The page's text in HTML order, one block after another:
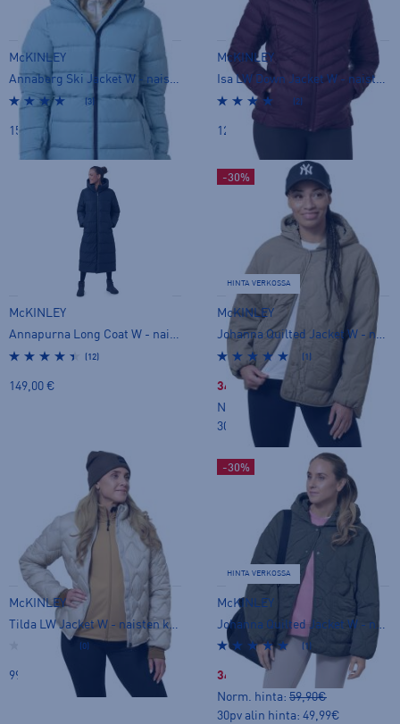
McKINLEY
Annaberg Ski Jacket W - naisten toppatakki
(3)
159,00 €
McKINLEY
Isa LW Down Jacket W - naisten untuvatakki
(2)
129,00 €
McKINLEY
Annapurna Long Coat W - naisten toppatakki
(12)
149,00 €
-30%
HINTA VERKOSSA
McKINLEY
Johanna Quilted Jacket W - naisten kevytvanutakki
(1)
34,99 €
Norm. hinta:
59,90€
30pv alin hinta: 49,99€
McKINLEY
Tilda LW Jacket W - naisten kevytvanutakki
(0)
99,90 €
-30%
HINTA VERKOSSA
McKINLEY
Johanna Quilted Jacket W - naisten kevytvanutakki
(1)
34,99 €
Norm. hinta: 59,90€
30pv alin hinta: 49,99€